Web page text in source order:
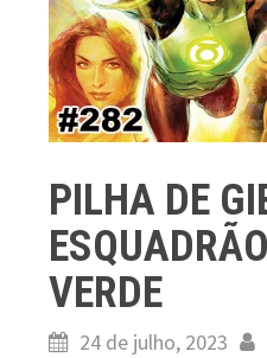
PILHA DE
VERDE
24 de julho, 2023